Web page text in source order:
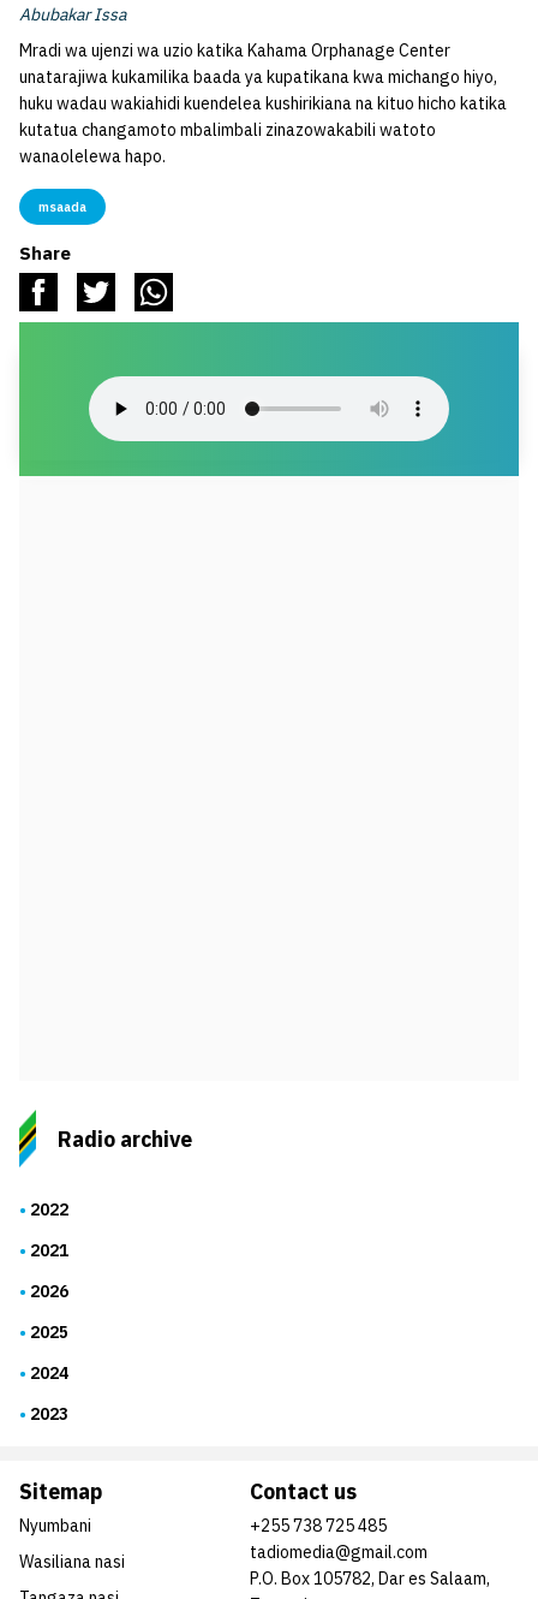
Abubakar Issa
Mradi wa ujenzi wa uzio katika Kahama Orphanage Center
unatarajiwa kukamilika baada ya kupatikana kwa michango hiyo,
huku wadau wakiahidi kuendelea kushirikiana na kituo hicho katika
kutatua changamoto mbalimbali zinazowakabili watoto
wanaolelewa hapo.
msaada
Share
Radio archive
2022
2021
2026
2025
2024
2023
Sitemap
Nyumbani
Wasiliana nasi
Contact us
+255 738 725 485
tadiomedia@gmail.com
P.O. Box 105782, Dar es Salaam,